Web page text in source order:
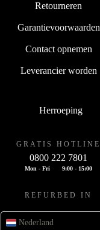
Retourneren
Garantievoorwaarden
Contact opnemen
Leverancier worden
Herroeping
GRATIS HOTLINE
0800 222 7801
Mon - Fri 9:00 - 15:00
REFURBED IN
Nederland